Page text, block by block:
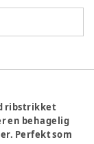
ribstrikket
en behagelig
Perfekt som